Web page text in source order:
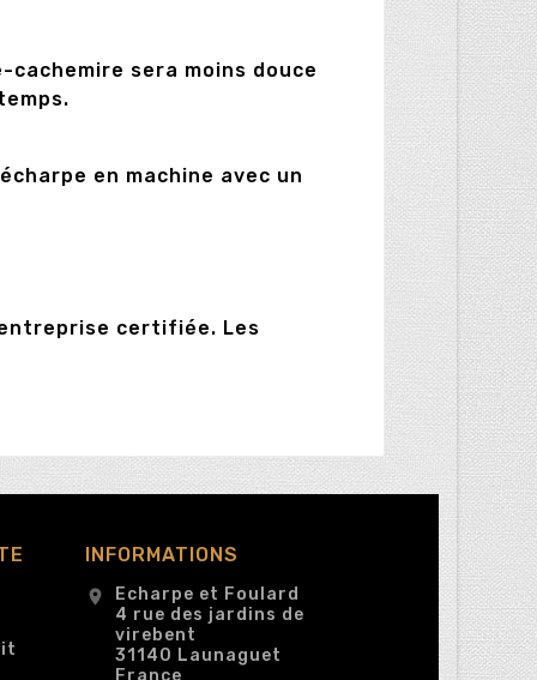
cachemire sera moins douce
en machine avec un
certifiée. Les
INFORMATIONS
location_on
Echarpe et Foulard
4 rue des jardins de
virebent
31140 Launaguet
France